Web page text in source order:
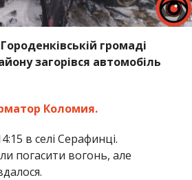
громаді
загорівся автомобіль
Коломия.
в селі Серафинці.
погасити вогонь, але